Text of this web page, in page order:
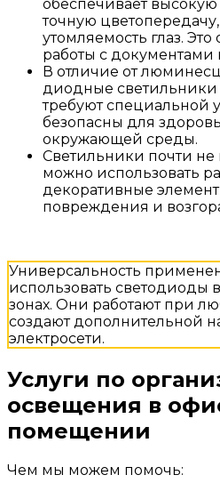
обеспечивает высокую
точную
утомляемость глаз.
работы с
В отличие от
диодные светильники
требуют специальной
безопасны для
окружающей среды.
Светильники почти не
можно использовать
декоративные
повреждения и
Универсальность
использовать светодиоды
зонах. Они работают при
создают дополнительной
электросети.
Услуги по
освещения в
помещении
Чем мы можем помочь: